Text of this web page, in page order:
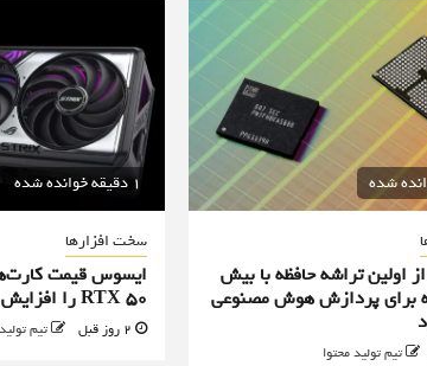
اولین تراشه حافظه با بیش
لایه برای پردازش هوش مصنوعی
تیم تولید محتوا
1 دقیقه خوانده شده
سخت افزارها
ایسوس قیمت
RTX 50 را افزایش داد
تیم